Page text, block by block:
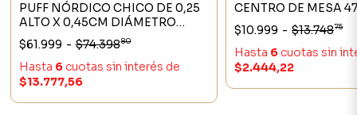
PUFF NÓRDICO CHICO DE 0,25
ALTO X 0,45CM DIÁMETRO
TEJIDO CON FIBRAS
NATURALES DE KRAFT.
$61.999 - $74.39880
Hasta 6cuotas sin interés de
$13.777,56
CENTRO DE MESA
$10.999 - $13.74875
Hasta 6 cuotas sin
$2.444,22